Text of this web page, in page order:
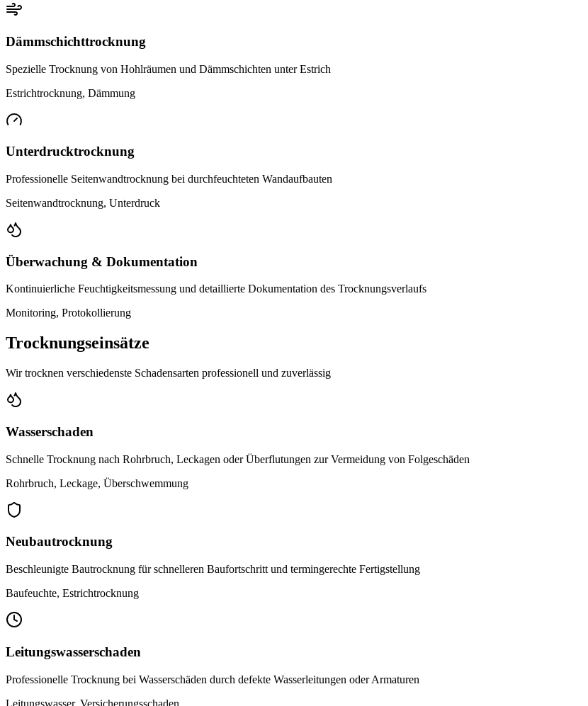
Dämmschichttrocknung
Spezielle Trocknung von Hohlräumen und Dämmschichten unter Estrich
Estrichtrocknung, Dämmung
Unterdrucktrocknung
Professionelle Seitenwandtrocknung bei durchfeuchteten Wandaufbauten
Seitenwandtrocknung, Unterdruck
Überwachung & Dokumentation
Kontinuierliche Feuchtigkeitsmessung und detaillierte Dokumentation des Trocknungsverlaufs
Monitoring, Protokollierung
Trocknungseinsätze
Wir trocknen verschiedenste Schadensarten professionell und zuverlässig
Wasserschaden
Schnelle Trocknung nach Rohrbruch, Leckagen oder Überflutungen zur Vermeidung von Folgeschäden
Rohrbruch, Leckage, Überschwemmung
Neubautrocknung
Beschleunigte Bautrocknung für schnelleren Baufortschritt und termingerechte Fertigstellung
Baufeuchte, Estrichtrocknung
Leitungswasserschaden
Professionelle Trocknung bei Wasserschäden durch defekte Wasserleitungen oder Armaturen
Leitungswasser, Versicherungsschaden